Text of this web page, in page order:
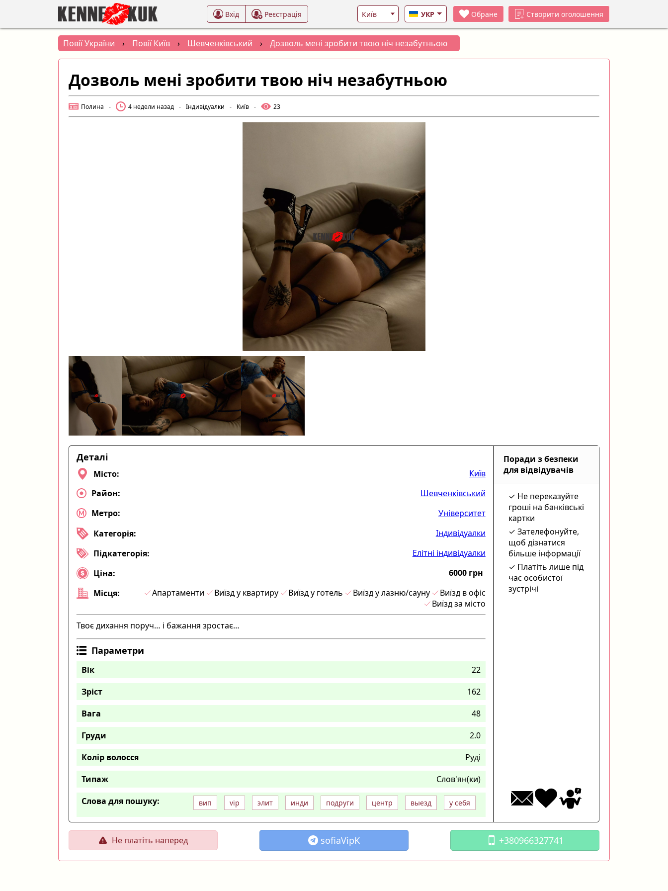
Вхід Реєстрація УКР Обране Створити оголошення
Повії України › Повії Київ › Шевченківський › Дозволь мені зробити твою ніч незабутньою
Дозволь мені зробити твою ніч незабутньою
Полина - 4 недели назад - Індивідуалки - Київ - 23
Деталі
Місто:
Київ
Район:
Шевченківський
Метро:
Університет
Категорія:
Індивідуалки
Підкатегорія:
Елітні індивідуалки
Ціна:
6000 грн
Місця:
Апартаменти Виїзд у квартиру Виїзд у готель Виїзд у лазню/сауну
Виїзд в офіс
Виїзд за місто
Твоє дихання поруч… і бажання зростає…
Параметри
Вік
22
Зріст
162
Вага
48
Груди
2.0
Колір волосся
Руді
Типаж
Слов'ян(ки)
Слова для пошуку:
вип vip элит инди подруги центр выезд у себя
Поради з безпеки
для відвідувачів
Не переказуйте
гроші на банківські
картки
Зателефонуйте,
щоб дізнатися
більше інформації
Платіть лише під
час особистої
зустрічі
Не платіть наперед sofiaVipK +380966327741